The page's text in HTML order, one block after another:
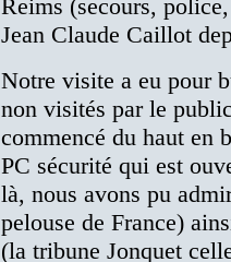
Reims (secours,
Jean Claude Caillot
Notre visite a eu pour
non visités par le
commencé du haut en
PC sécurité qui est
là, nous avons pu
pelouse de France)
(la tribune Jonquet